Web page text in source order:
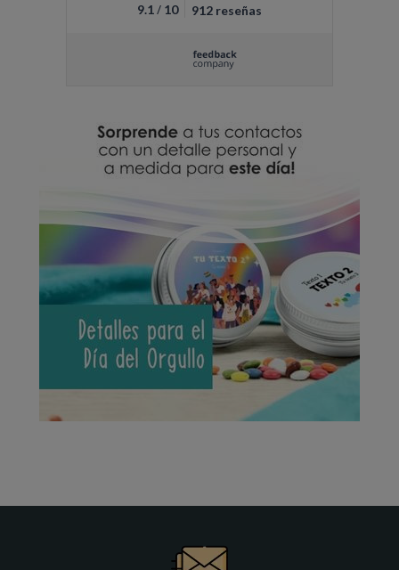
9.1/ 10 912 reseñas